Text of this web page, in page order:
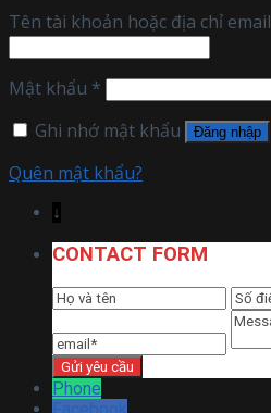
Tên tài khoản hoặc địa chỉ email
Mật khẩu *
Ghi nhớ mật khẩu
Đăng nhập
Quên mật khẩu?
↓
CONTACT FORM
Phone